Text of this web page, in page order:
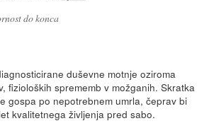
do konca
duševne motnje oziroma
fizioloških sprememb v možganih. Skratka
gospa po nepotrebnem umrla, čeprav bi
kvalitetnega življenja pred sabo.